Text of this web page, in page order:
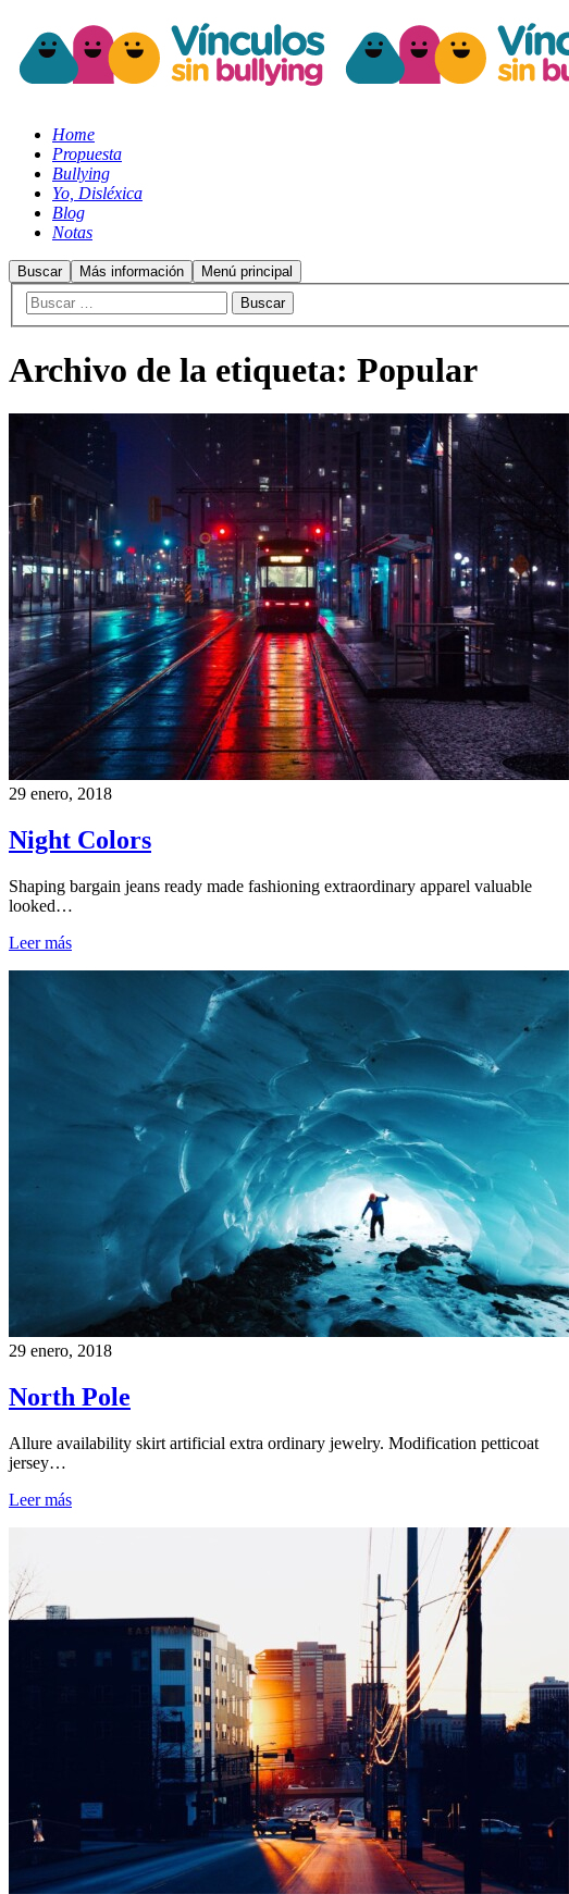
Home
Propuesta
Bullying
Yo, Disléxica
Blog
Notas
Buscar Más información Menú principal
Archivo de la etiqueta: Popular
29 enero, 2018
Night Colors
Shaping bargain jeans ready made fashioning extraordinary apparel valuable
looked…
Leer más
29 enero, 2018
North Pole
Allure availability skirt artificial extra ordinary jewelry. Modification petticoat
jersey…
Leer más